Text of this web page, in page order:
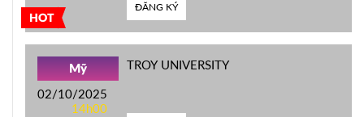
HOT
ĐĂNG KÝ
Mỹ
02/10/2025
14h00
TROY UNIVERSITY